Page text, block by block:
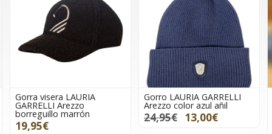
Gorra visera LAURIA
GARRELLI Arezzo
borreguillo marrón
19,95€
Gorro LAURIA GARRELLI
Arezzo color azul añil
24,95€ 13,00€